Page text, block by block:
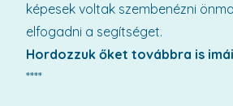
képesek voltak szembenézni
elfogadni a segítséget.
Hordozzuk őket továbbra is